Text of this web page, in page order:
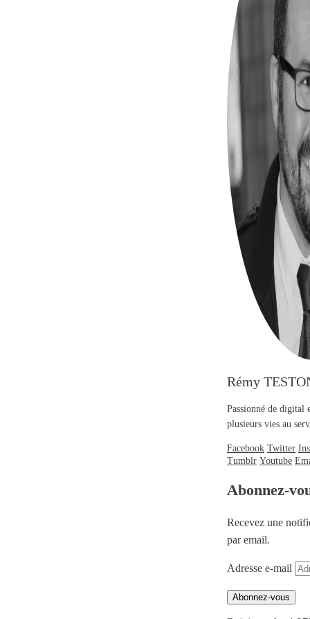
Rémy
Passionné de digital
plusieurs vies au
Facebook Twitter
Tumblr Youtube
Abonnez-
Recevez une
par email.
Adresse e-mail
Abonnez-vous